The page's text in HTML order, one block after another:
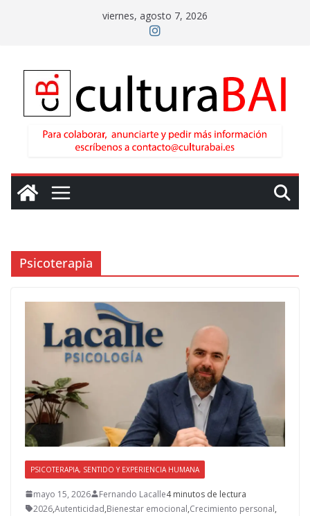
viernes, agosto 7, 2026
Psicoterapia
PSICOTERAPIA, SENTIDO Y EXPERIENCIA HUMANA
mayo 15, 2026 Fernando Lacalle4 minutos de lectura
2026,Autenticidad,Bienestar emocional,Crecimiento personal,